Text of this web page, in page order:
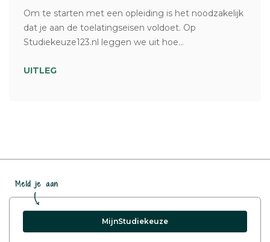
Om te starten met een opleiding is het noodzakelijk
dat je aan de toelatingseisen voldoet. Op
Studiekeuze123.nl leggen we uit hoe...
UITLEG
Meld je aan
MijnStudiekeuze